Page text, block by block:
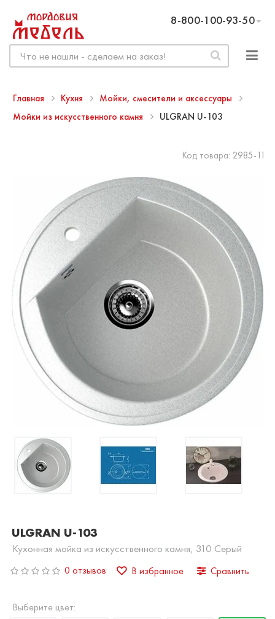
8-800-100-93-50
Главная Кухня
Мойки, смесители и аксессуары
Мойки из искусственного камня
ULGRAN U-103
Код товара: 2985-11
ULGRAN U-103
Кухонная мойка из искусственного камня, 310 Серый
0 отзывов В избранное Сравнить
Выберите цвет: